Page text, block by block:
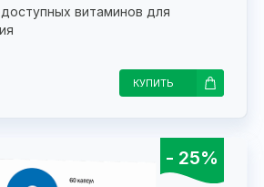
витаминов для
КУПИТЬ
- 25%